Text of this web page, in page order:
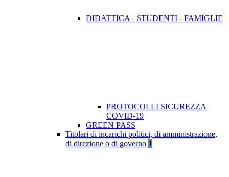
DIDATTICA - STUDENTI - FAMIGLIE
PROTOCOLLI SICUREZZA
COVID-19
GREEN PASS
Titolari di incarichi politici, di amministrazione,
di direzione o di governo 1